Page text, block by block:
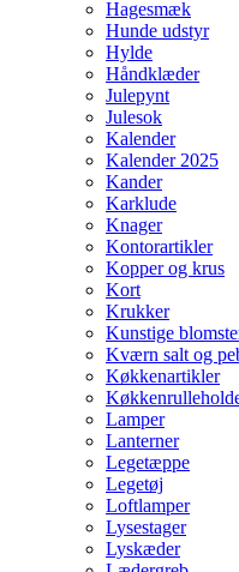
Hagesmæk
Hunde udstyr
Hylde
Håndklæder
Julepynt
Julesok
Kalender
Kalender 2025
Kander
Karklude
Knager
Kontorartikler
Kopper og krus
Kort
Krukker
Kunstige
Kværn salt og
Køkkenartikler
Lamper
Lanterner
Legetæppe
Legetøj
Loftlamper
Lysestager
Lyskæder